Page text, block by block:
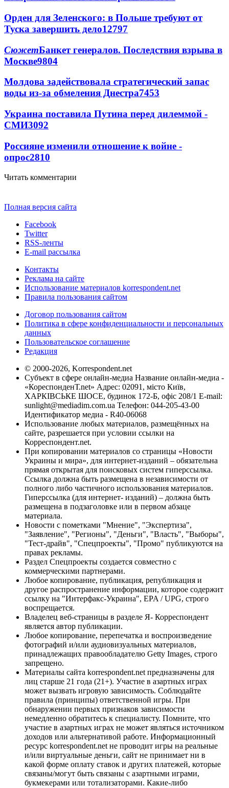
Орден для Зеленского: в Польше требуют от
Туска завершить дело12797
СюжетБанкет генералов. Последствия взрыва в
Москве9804
Молдова задействовала стратегический запас
воды из-за обмеления Днестра7453
Украина поставила Путина перед дилеммой -
СМИ3092
Россияне изменили отношение к войне -
опрос2810
Читать комментарии
Полная версия сайта
Facebook
Twitter
RSS-ленты
E-mail рассылка
Контакты
Реклама на сайте
Использование материалов korrespondent.net
Правила пользования сайтом
Договор пользования сайтом
Политика в сфере конфиденциальности и персональных
данных
Пользовательское соглашение
Редакция
© 2000-2026, Korrespondent.net
Субъект в сфере онлайн-медиа Название онлайн-медиа -
«КореспонденТ.net» Адрес: 02091, місто Київ,
ХАРКІВСЬКЕ ШОСЕ, будинок 172-Б, офіс 208/1 E-mail:
sunlight@mediadim.com.ua Телефон: 044-205-43-00
Идентификатор медиа - R40-06068
Использование любых материалов, размещённых на
сайте, разрешается при условии ссылки на
Корреспондент.net.
При копировании материалов со страницы «Новости
Украины и мира», для интернет-изданий – обязательна
прямая открытая для поисковых систем гиперссылка.
Ссылка должна быть размещена в независимости от
полного либо частичного использования материалов.
Гиперссылка (для интернет- изданий) – должна быть
размещена в подзаголовке или в первом абзаце
материала.
Новости с пометками "Мнение", "Экспертиза",
"Заявление", "Регионы", "Деньги", "Власть", "Выборы",
"Тест-драйв", "Спецпроекты", "Промо" публикуются на
правах рекламы.
Раздел Спецпроекты создается совместно с
коммерческими партнерами.
Любое копирование, публикация, републикация и
другое распространение информации, которое содержит
ссылку на "Интерфакс-Украина", EPA / UPG, строго
воспрещается.
Владелец веб-страницы в разделе Я- Корреспондент
является автор публикации.
Любое копирование, перепечатка и воспроизведение
фотографий и/или аудиовизуальных материалов,
принадлежащих правообладателю Getty Images, строго
запрещено.
Материалы сайта korrespondent.net предназначены для
лиц старше 21 года (21+). Участие в азартных играх
может вызвать игровую зависимость. Соблюдайте
правила (принципы) ответственной игры. При
обнаружении первых признаков зависимости
немедленно обратитесь к специалисту. Помните, что
участие в азартных играх не может являться источником
доходов или альтернативой работе. Информационный
ресурс korrespondent.net не проводит игры на реальные
и/или виртуальные деньги, сайт не принимает ни в
какой форме оплату ставок и других платежей, которые
связаны/могут быть связаны с азартными играми,
букмекерами или тотализаторами. Какие-либо